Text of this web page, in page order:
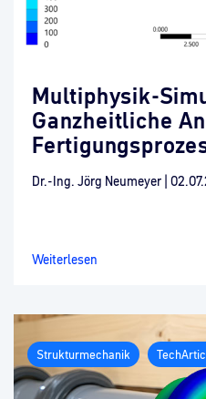
Multiphysik-
Ganzheitliche
Dr.-Ing. Jörg Neumeyer |
Weiterlesen
Strukturmechanik